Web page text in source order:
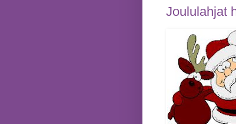
Joululahjat